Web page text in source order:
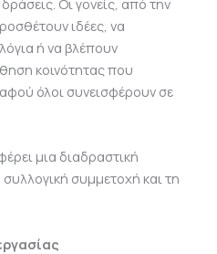
Οι γονείς, από την
ιδέες, να
ή να βλέπουν
κοινότητας που
αφού όλοι συνεισφέρουν σε
μια διαδραστική
συμμετοχή και τη